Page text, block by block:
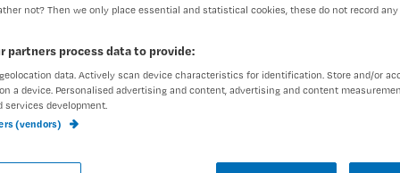
Auteur:
not? Then we only place essential and statistical cookies, these do not record
partners process data to provide:
data. Actively scan device characteristics for identification. Store and/or
a device. Personalised advertising and content, advertising and content
services development.
(vendors)